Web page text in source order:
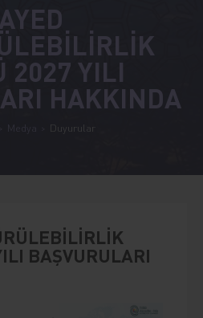
2027 YILI
HAKKINDA
Medya Duyurular
BAŞVURULARI